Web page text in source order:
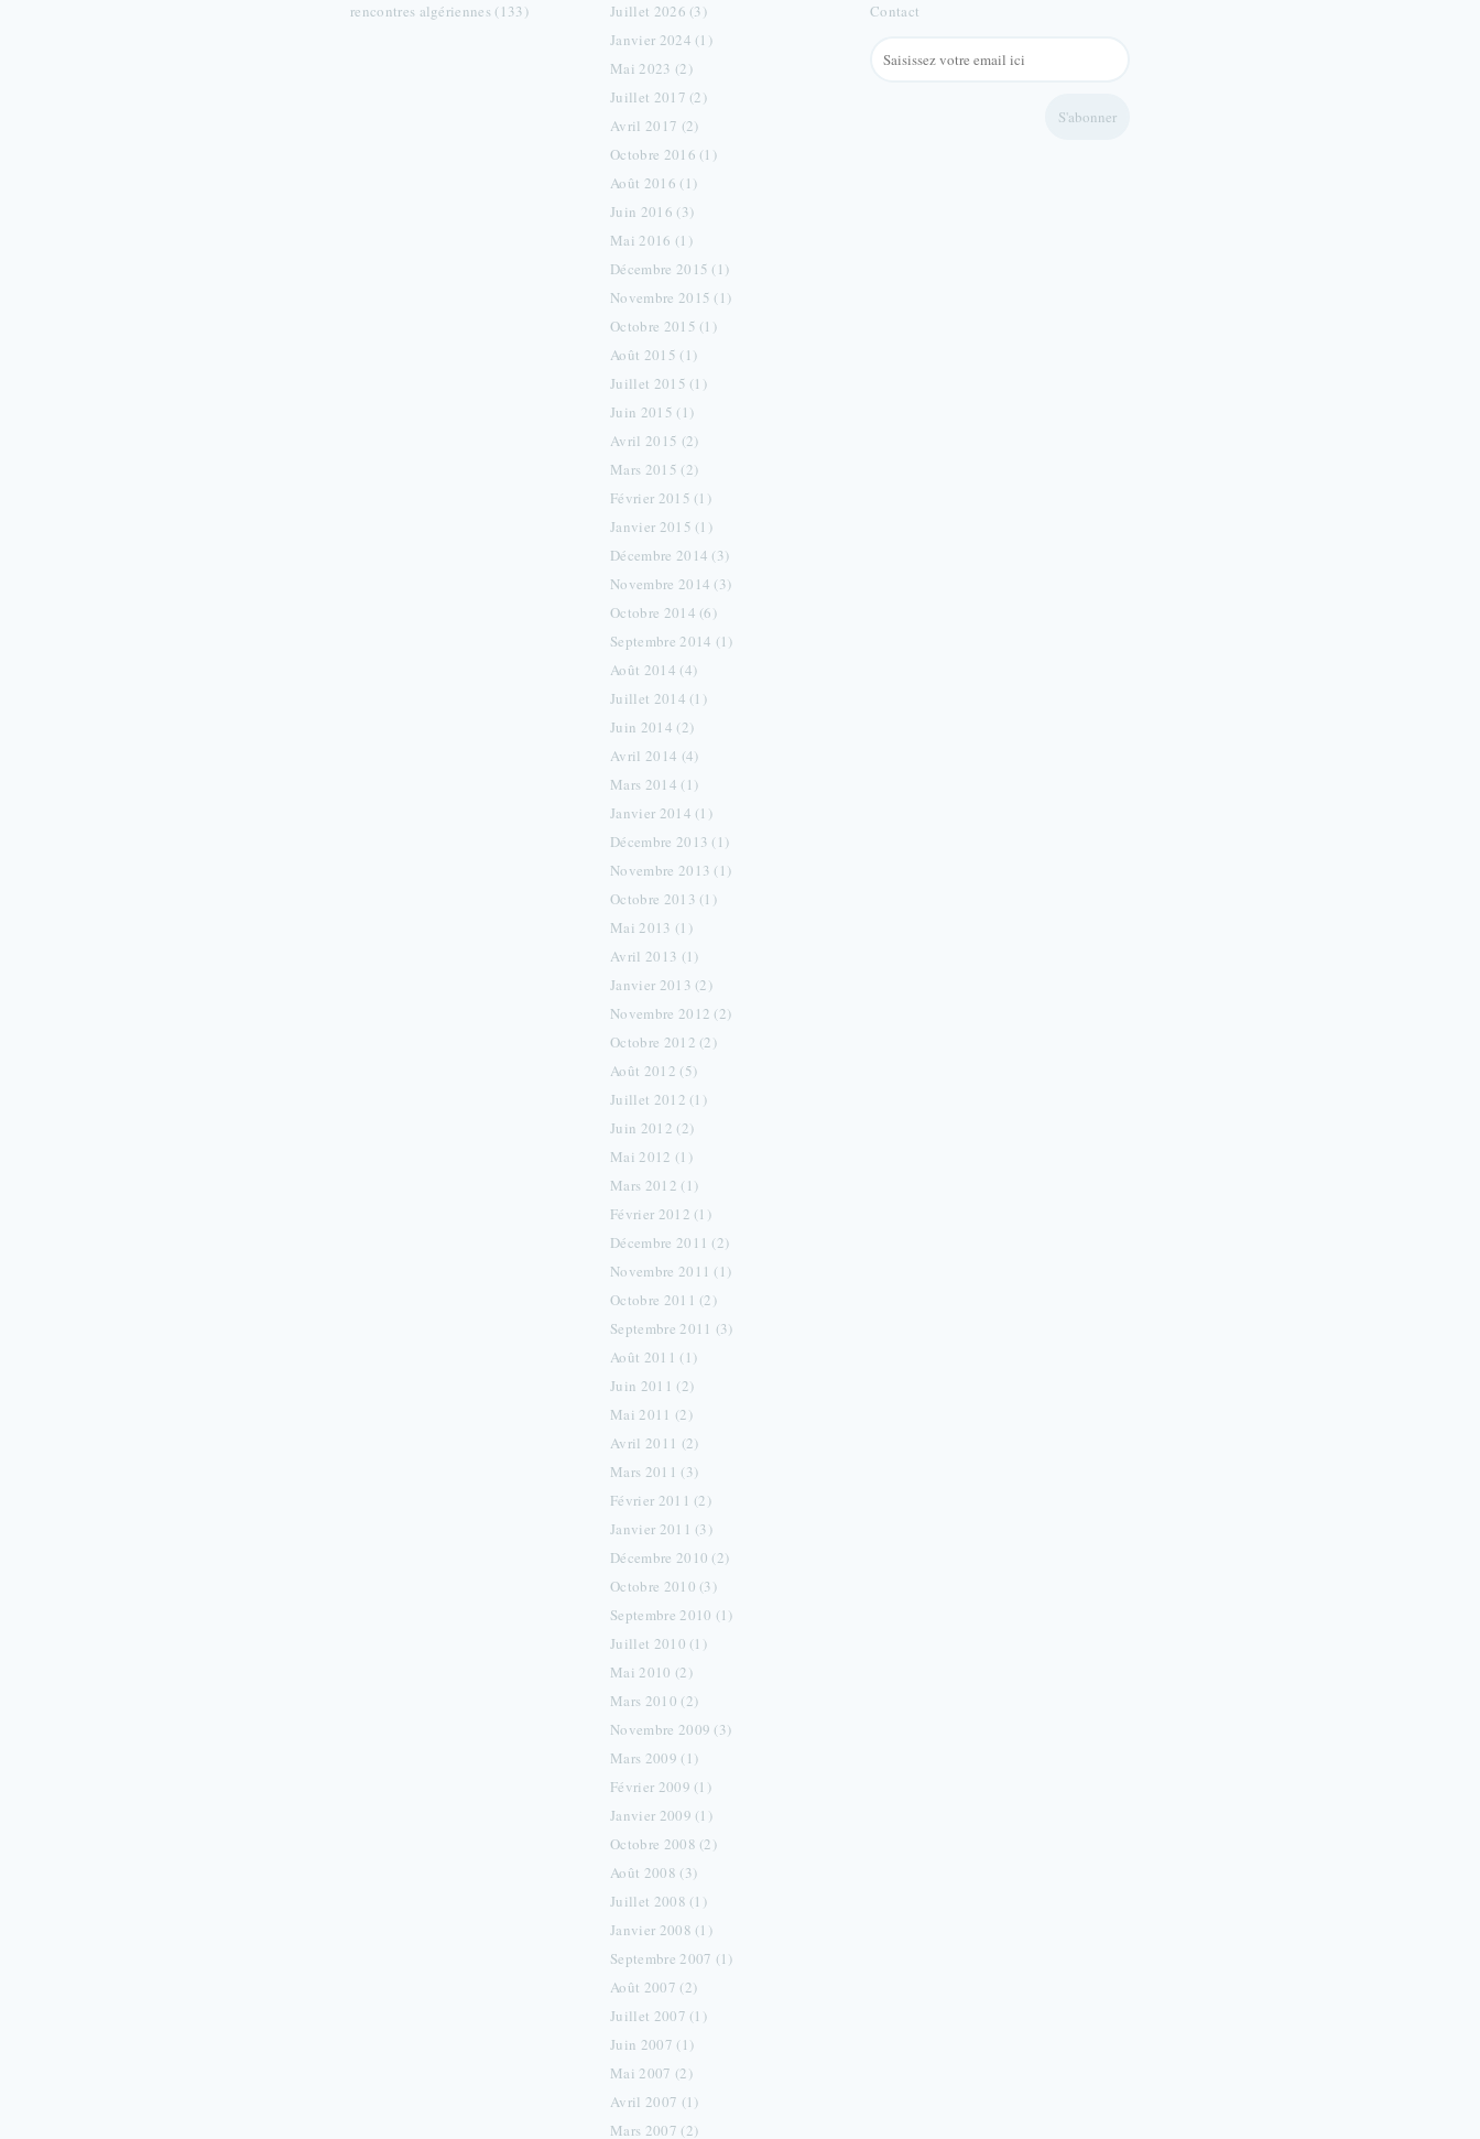
rencontres algériennes (133)
Juillet 2026 (3)
Janvier 2024 (1)
Mai 2023 (2)
Juillet 2017 (2)
Avril 2017 (2)
Octobre 2016 (1)
Août 2016 (1)
Juin 2016 (3)
Mai 2016 (1)
Décembre 2015 (1)
Novembre 2015 (1)
Octobre 2015 (1)
Août 2015 (1)
Juillet 2015 (1)
Juin 2015 (1)
Avril 2015 (2)
Mars 2015 (2)
Février 2015 (1)
Janvier 2015 (1)
Décembre 2014 (3)
Novembre 2014 (3)
Octobre 2014 (6)
Septembre 2014 (1)
Août 2014 (4)
Juillet 2014 (1)
Juin 2014 (2)
Avril 2014 (4)
Mars 2014 (1)
Janvier 2014 (1)
Décembre 2013 (1)
Novembre 2013 (1)
Octobre 2013 (1)
Mai 2013 (1)
Avril 2013 (1)
Janvier 2013 (2)
Novembre 2012 (2)
Octobre 2012 (2)
Août 2012 (5)
Juillet 2012 (1)
Juin 2012 (2)
Mai 2012 (1)
Mars 2012 (1)
Février 2012 (1)
Décembre 2011 (2)
Novembre 2011 (1)
Octobre 2011 (2)
Septembre 2011 (3)
Août 2011 (1)
Juin 2011 (2)
Mai 2011 (2)
Avril 2011 (2)
Mars 2011 (3)
Février 2011 (2)
Janvier 2011 (3)
Décembre 2010 (2)
Octobre 2010 (3)
Septembre 2010 (1)
Juillet 2010 (1)
Mai 2010 (2)
Mars 2010 (2)
Novembre 2009 (3)
Mars 2009 (1)
Février 2009 (1)
Janvier 2009 (1)
Octobre 2008 (2)
Août 2008 (3)
Juillet 2008 (1)
Janvier 2008 (1)
Septembre 2007 (1)
Août 2007 (2)
Juillet 2007 (1)
Juin 2007 (1)
Mai 2007 (2)
Avril 2007 (1)
Mars 2007 (2)
Contact